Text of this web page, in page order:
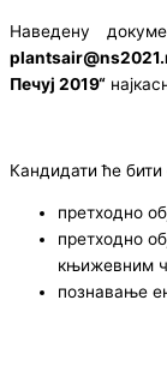
Наведену
Печуј 2019“
Кандидати ће
претходно
претходно
књижевним
познавање